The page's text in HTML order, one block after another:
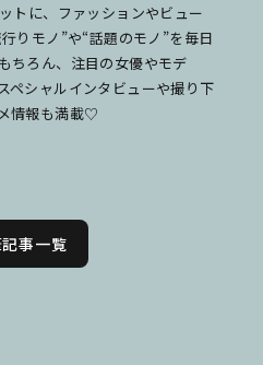
トに、ファッションやビュー
りモノ”や“話題のモノ”を毎日
ちろん、注目の女優やモデ
ペシャルインタビューや撮り下
情報も満載♡
事一覧